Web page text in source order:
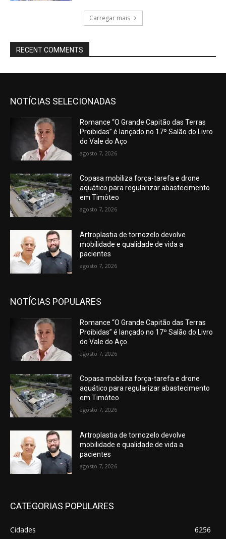
Carregar mais
RECENT COMMENTS
NOTÍCIAS SELECIONADAS
Romance “O Grande Capitão das Terras
Proibidas” é lançado no 17º Salão do Livro
do Vale do Aço
agosto 7, 2026
Copasa mobiliza força-tarefa e drone
aquático para regularizar abastecimento
em Timóteo
agosto 7, 2026
Artroplastia de tornozelo devolve
mobilidade e qualidade de vida a
pacientes
agosto 7, 2026
NOTÍCIAS POPULARES
Romance “O Grande Capitão das Terras
Proibidas” é lançado no 17º Salão do Livro
do Vale do Aço
agosto 7, 2026
Copasa mobiliza força-tarefa e drone
aquático para regularizar abastecimento
em Timóteo
agosto 7, 2026
Artroplastia de tornozelo devolve
mobilidade e qualidade de vida a
pacientes
agosto 7, 2026
CATEGORIAS POPULARES
Cidades
6256